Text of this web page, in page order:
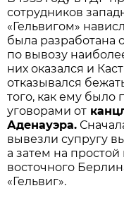
сотрудников
«Гельвигом»
была разработана
по вывозу
них оказался и
отказывался
того, как ему было
уговорами от
Аденауэра.
вывезли супругу
а затем на
восточного
«Гельвиг».